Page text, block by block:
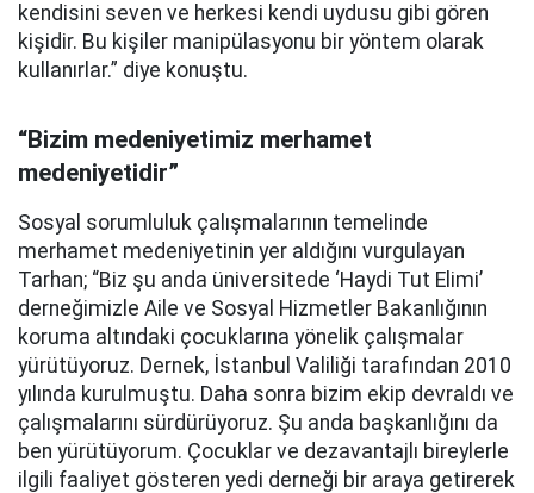
kendisini seven ve herkesi kendi uydusu gibi gören
kişidir. Bu kişiler manipülasyonu bir yöntem olarak
kullanırlar.” diye konuştu.
“Bizim medeniyetimiz merhamet
medeniyetidir”
Sosyal sorumluluk çalışmalarının temelinde
merhamet medeniyetinin yer aldığını vurgulayan
Tarhan; “Biz şu anda üniversitede ‘Haydi Tut Elimi’
derneğimizle Aile ve Sosyal Hizmetler Bakanlığının
koruma altındaki çocuklarına yönelik çalışmalar
yürütüyoruz. Dernek, İstanbul Valiliği tarafından 2010
yılında kurulmuştu. Daha sonra bizim ekip devraldı ve
çalışmalarını sürdürüyoruz. Şu anda başkanlığını da
ben yürütüyorum. Çocuklar ve dezavantajlı bireylerle
ilgili faaliyet gösteren yedi derneği bir araya getirerek